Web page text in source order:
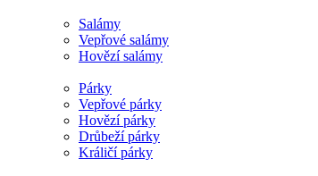
Salámy
Vepřové salámy
Hovězí salámy
Párky
Vepřové párky
Hovězí párky
Drůbeží párky
Králičí párky